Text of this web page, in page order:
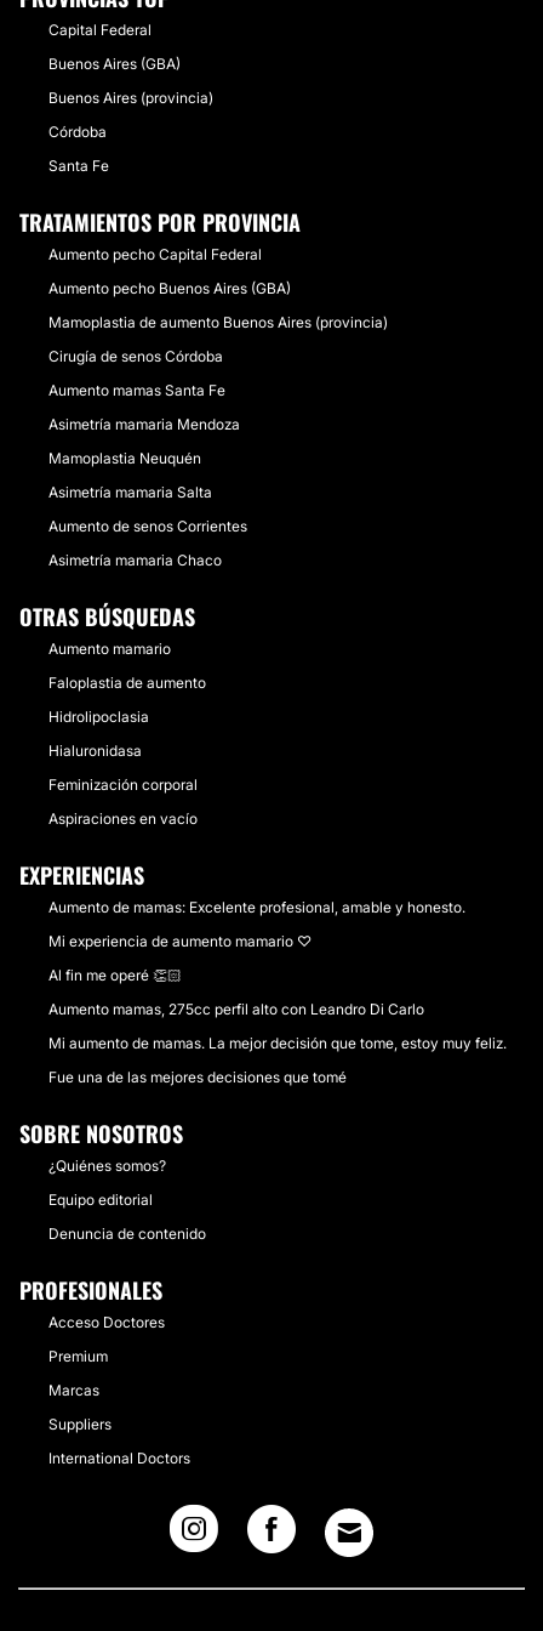
Capital Federal
Buenos Aires (GBA)
Buenos Aires (provincia)
Córdoba
Santa Fe
TRATAMIENTOS POR PROVINCIA
Aumento pecho Capital Federal
Aumento pecho Buenos Aires (GBA)
Mamoplastia de aumento Buenos Aires (provincia)
Cirugía de senos Córdoba
Aumento mamas Santa Fe
Asimetría mamaria Mendoza
Mamoplastia Neuquén
Asimetría mamaria Salta
Aumento de senos Corrientes
Asimetría mamaria Chaco
OTRAS BÚSQUEDAS
Aumento mamario
Faloplastia de aumento
Hidrolipoclasia
Hialuronidasa
Feminización corporal
Aspiraciones en vacío
EXPERIENCIAS
Aumento de mamas: Excelente profesional, amable y honesto.
Mi experiencia de aumento mamario ♡
Al fin me operé 👏🏻
Aumento mamas, 275cc perfil alto con Leandro Di Carlo
Mi aumento de mamas. La mejor decisión que tome, estoy muy feliz.
Fue una de las mejores decisiones que tomé
SOBRE NOSOTROS
¿Quiénes somos?
Equipo editorial
Denuncia de contenido
PROFESIONALES
Acceso Doctores
Premium
Marcas
Suppliers
International Doctors